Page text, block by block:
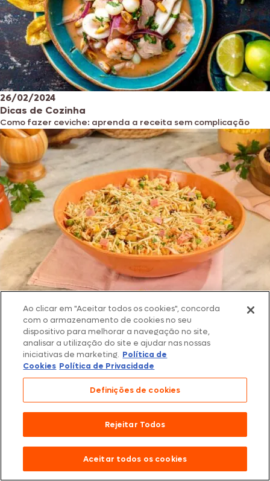
26/02/2024
Dicas de Cozinha
Como fazer ceviche: aprenda a receita sem complicação
23/01/2024
Salpicão de frango com creme de leite pronto em 20 minutos:
receita rápida e deliciosa para os dias quentes
Ao clicar em "Aceitar todos os cookies", concorda
com o armazenamento de cookies no seu
dispositivo para melhorar a navegação no site,
analisar a utilização do site e ajudar nas nossas
iniciativas de marketing. Política de
Cookies Política de Privacidade
Definições de cookies
Rejeitar Todos
Aceitar todos os cookies